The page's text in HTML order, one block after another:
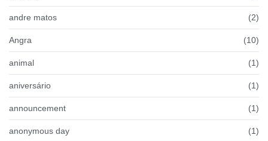
andre matos (2)
Angra (10)
animal (1)
aniversário (1)
announcement (1)
anonymous day (1)